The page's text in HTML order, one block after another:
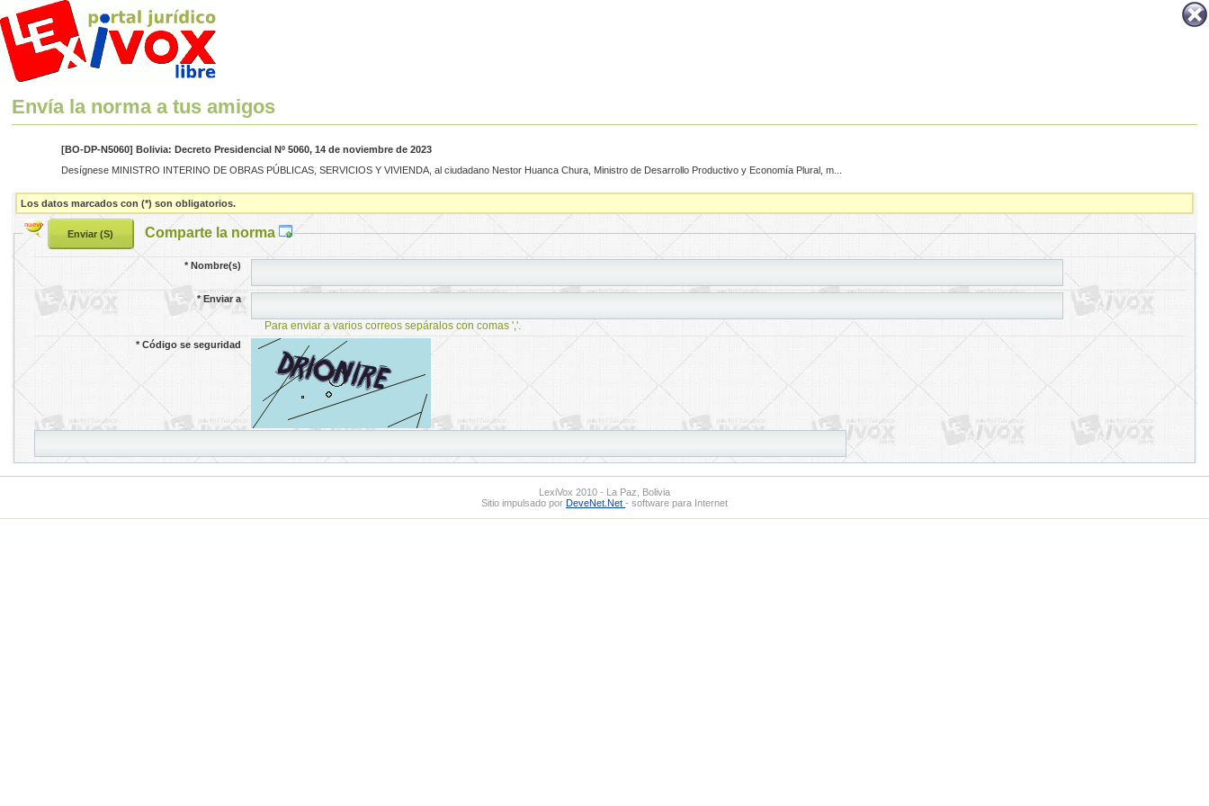
Envía la norma a tus amigos
[BO-DP-N5060] Bolivia: Decreto Presidencial Nº 5060, 14 de noviembre de 2023
Desígnese MINISTRO INTERINO DE OBRAS PÚBLICAS, SERVICIOS Y VIVIENDA, al ciudadano Nestor Huanca Chura, Ministro de Desarrollo Productivo y Economía Plural, m...
Los datos marcados con (*) son obligatorios.
Comparte la norma
*Nombre(s)
*Enviar a
Para enviar a varios correos sepáralos con comas ','.
*Código se seguridad
LexiVox 2010 - La Paz, Bolivia
Sitio impulsado por DeveNet.Net - software para Internet